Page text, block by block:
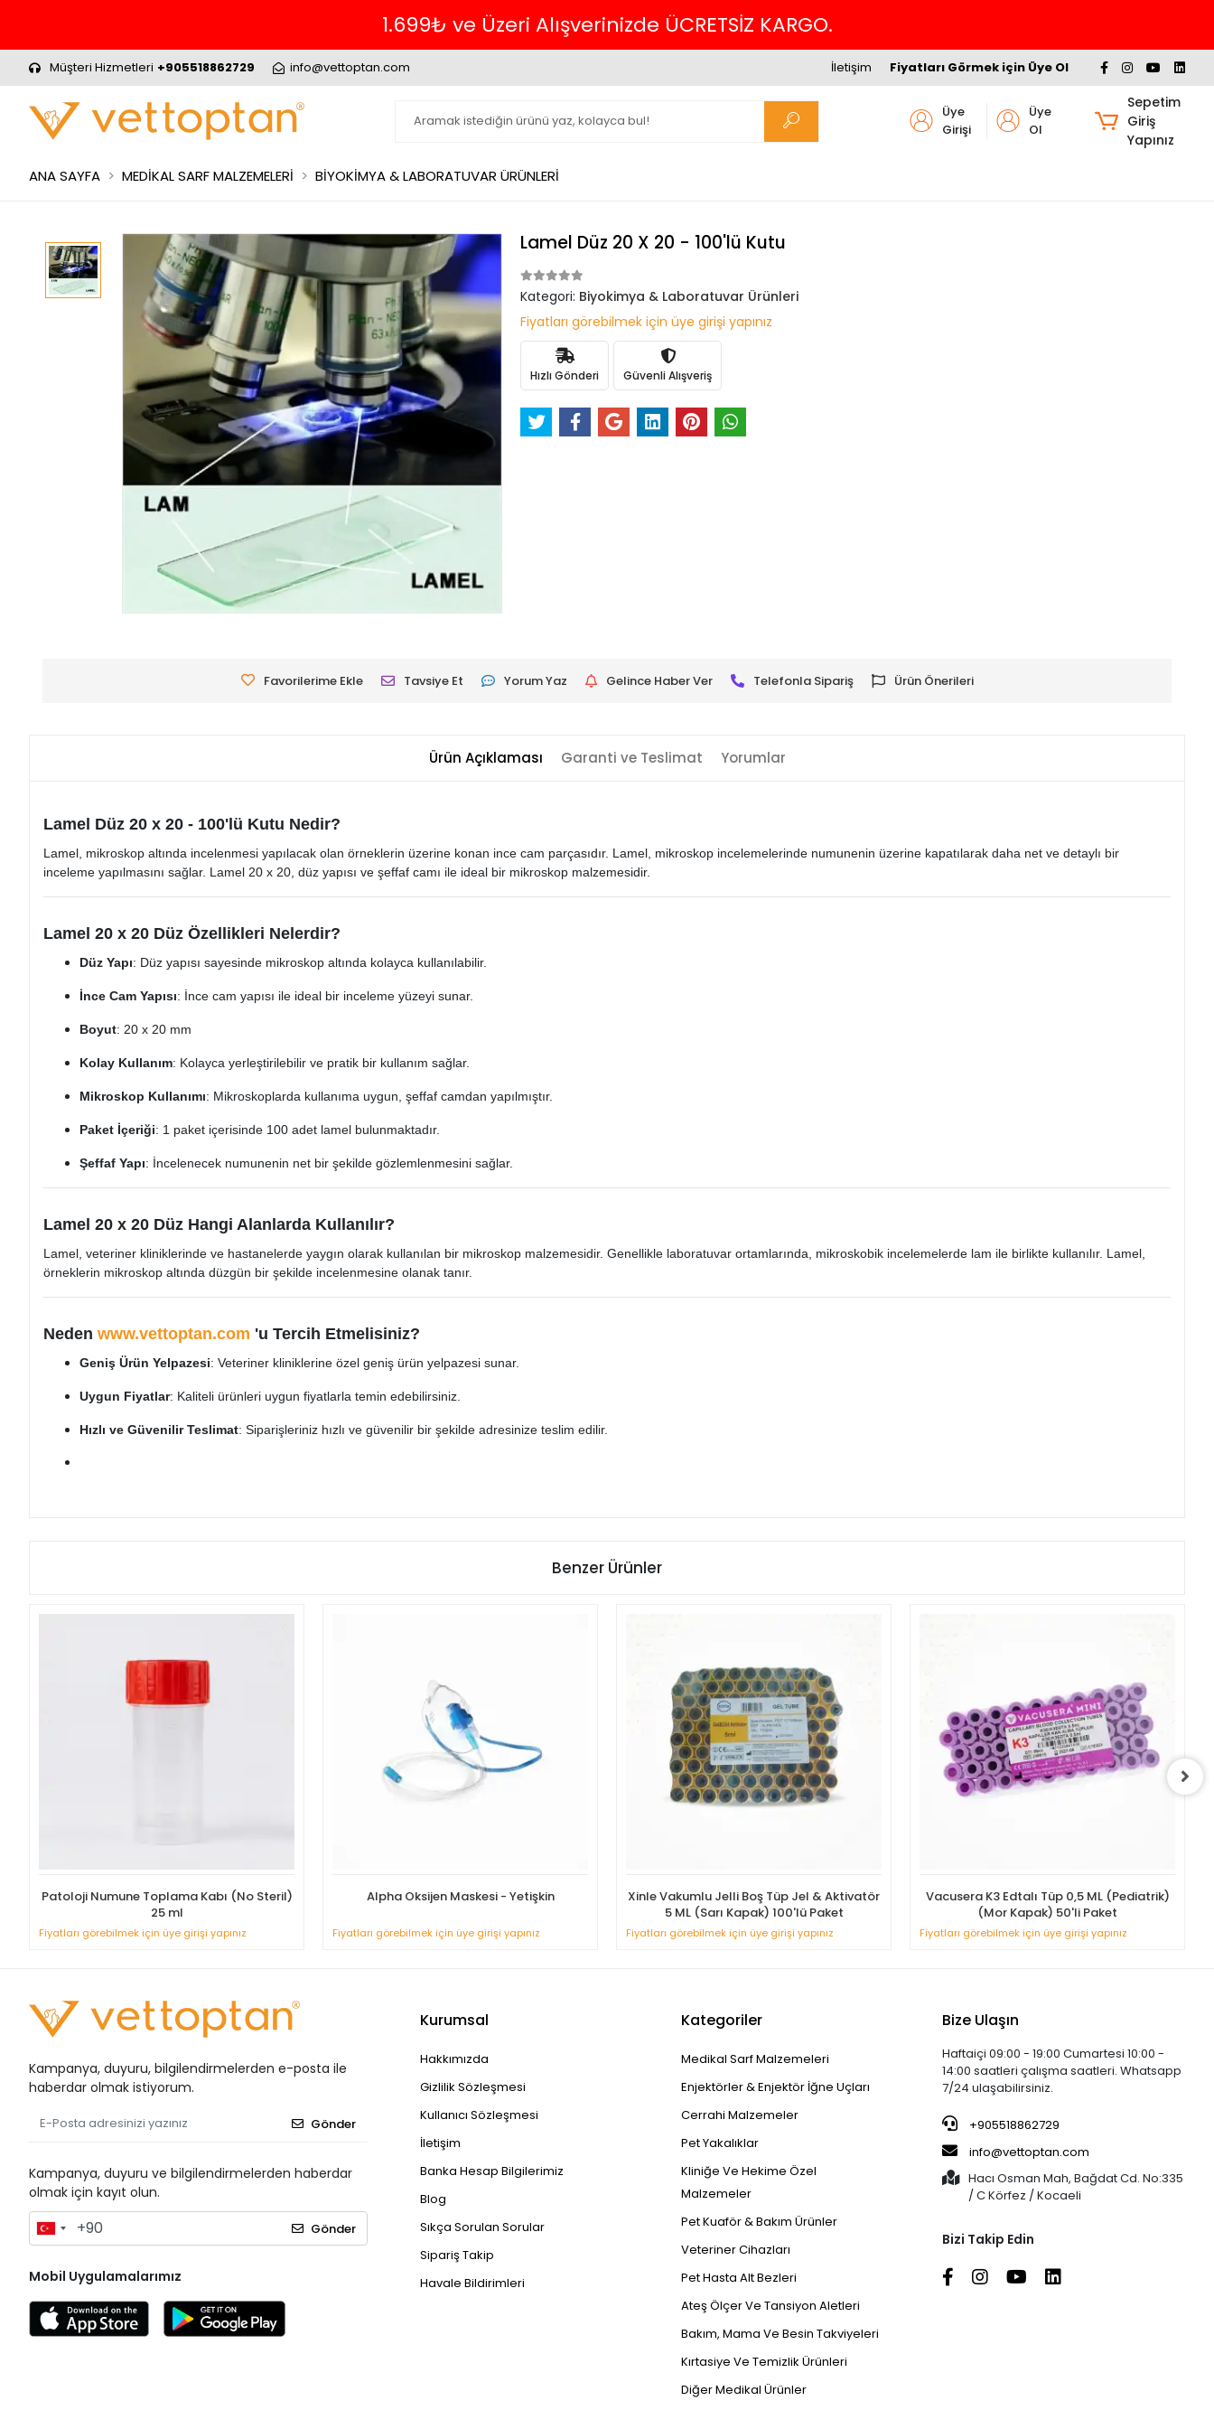
1.699₺ ve Üzeri Alışverinizde ÜCRETSİZ KARGO.
Müşteri Hizmetleri +905518862729 info@vettoptan.com Fiyatları Görmek için Üye Ol
İletişim
Üye
Girişi
Üye
Ol
Sepetim
Giriş
Yapınız
ANA SAYFA MEDİKAL SARF MALZEMELERİ BİYOKİMYA & LABORATUVAR ÜRÜNLERİ
Lamel Düz 20 X 20 - 100'lü Kutu
Kategori: Biyokimya & Laboratuvar Ürünleri
Fiyatları görebilmek için üye girişi yapınız
Hızlı Gönderi Güvenli Alışveriş
Favorilerime Ekle Tavsiye Et Yorum Yaz Gelince Haber Ver Telefonla Sipariş Ürün Önerileri
Ürün Açıklaması Garanti ve Teslimat Yorumlar
Lamel Düz 20 x 20 - 100'lü Kutu Nedir?
Lamel, mikroskop altında incelenmesi yapılacak olan örneklerin üzerine konan ince cam parçasıdır. Lamel, mikroskop incelemelerinde numunenin üzerine kapatılarak daha net ve detaylı bir
inceleme yapılmasını sağlar. Lamel 20 x 20, düz yapısı ve şeffaf camı ile ideal bir mikroskop malzemesidir.
Lamel 20 x 20 Düz Özellikleri Nelerdir?
Düz Yapı: Düz yapısı sayesinde mikroskop altında kolayca kullanılabilir.
İnce Cam Yapısı: İnce cam yapısı ile ideal bir inceleme yüzeyi sunar.
Boyut: 20 x 20 mm
Kolay Kullanım: Kolayca yerleştirilebilir ve pratik bir kullanım sağlar.
Mikroskop Kullanımı: Mikroskoplarda kullanıma uygun, şeffaf camdan yapılmıştır.
Paket İçeriği: 1 paket içerisinde 100 adet lamel bulunmaktadır.
Şeffaf Yapı: İncelenecek numunenin net bir şekilde gözlemlenmesini sağlar.
Lamel 20 x 20 Düz Hangi Alanlarda Kullanılır?
Lamel, veteriner kliniklerinde ve hastanelerde yaygın olarak kullanılan bir mikroskop malzemesidir. Genellikle laboratuvar ortamlarında, mikroskobik incelemelerde lam ile birlikte kullanılır. Lamel,
örneklerin mikroskop altında düzgün bir şekilde incelenmesine olanak tanır.
Neden www.vettoptan.com 'u Tercih Etmelisiniz?
Geniş Ürün Yelpazesi: Veteriner kliniklerine özel geniş ürün yelpazesi sunar.
Uygun Fiyatlar: Kaliteli ürünleri uygun fiyatlarla temin edebilirsiniz.
Hızlı ve Güvenilir Teslimat: Siparişleriniz hızlı ve güvenilir bir şekilde adresinize teslim edilir.
Benzer Ürünler
Patoloji Numune Toplama Kabı (No Steril)
25 ml
Fiyatları görebilmek için üye girişi yapınız
Alpha Oksijen Maskesi - Yetişkin
Fiyatları görebilmek için üye girişi yapınız
Xinle Vakumlu Jelli Boş Tüp Jel & Aktivatör
5 ML (Sarı Kapak) 100'lü Paket
Fiyatları görebilmek için üye girişi yapınız
Vacusera K3 Edtalı Tüp 0,5 ML (Pediatrik)
(Mor Kapak) 50'li Paket
Fiyatları görebilmek için üye girişi yapınız
Kampanya, duyuru, bilgilendirmelerden e-posta ile
haberdar olmak istiyorum.
Gönder
Kampanya, duyuru ve bilgilendirmelerden haberdar
olmak için kayıt olun.
Gönder
Mobil Uygulamalarımız
Kurumsal
Hakkımızda
Gizlilik Sözleşmesi
Kullanıcı Sözleşmesi
İletişim
Banka Hesap Bilgilerimiz
Blog
Sıkça Sorulan Sorular
Sipariş Takip
Havale Bildirimleri
Kategoriler
Medikal Sarf Malzemeleri
Enjektörler & Enjektör İğne Uçları
Cerrahi Malzemeler
Pet Yakalıklar
Kliniğe Ve Hekime Özel
Malzemeler
Pet Kuaför & Bakım Ürünler
Veteriner Cihazları
Pet Hasta Alt Bezleri
Ateş Ölçer Ve Tansiyon Aletleri
Bakım, Mama Ve Besin Takviyeleri
Kırtasiye Ve Temizlik Ürünleri
Diğer Medikal Ürünler
Bize Ulaşın
Haftaiçi 09:00 - 19:00 Cumartesi 10:00 -
14:00 saatleri çalışma saatleri. Whatsapp
7/24 ulaşabilirsiniz.
+905518862729
info@vettoptan.com
Hacı Osman Mah, Bağdat Cd. No:335
/ C Körfez / Kocaeli
Bizi Takip Edin